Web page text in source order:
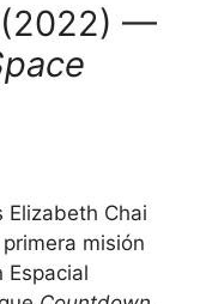
(2022) —
Elizabeth Chai
misión
Espacial